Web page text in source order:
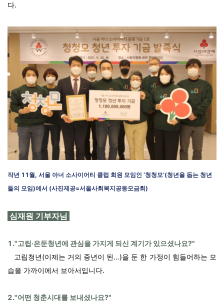
다.
작년 11월, 서울 아너 소사이어티 클럽 회원 모임인 ‘청청모’(청년을 돕는 청년
들의 모임)에서 (사진제공=서울사회복지공동모금회)
심재원 기부자님
1."고립·은둔청년에 관심을 가지게 되신 계기가 있으셨나요?"
고립청년(이제는 거의 중년이 된...)을 둔 한 가정이 힘들어하는 모
습을 가까이에서 보아서입니다.
2."어떤 청춘시대를 보내셨나요?"